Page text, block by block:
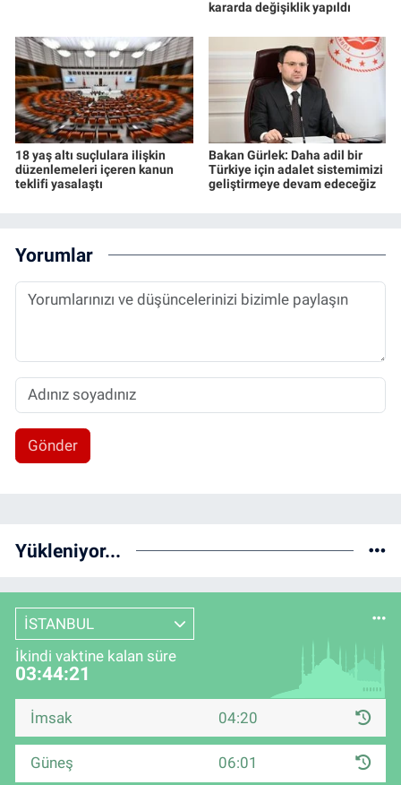
kararda değişiklik yapıldı
18 yaş altı suçlulara ilişkin
düzenlemeleri içeren kanun
teklifi yasalaştı
Bakan Gürlek: Daha adil bir
Türkiye için adalet sistemimizi
geliştirmeye devam edeceğiz
Yorumlar
Gönder
Yükleniyor...
İSTANBUL
İkindi vaktine kalan süre
03:44:21
İmsak 04:20
Güneş 06:01